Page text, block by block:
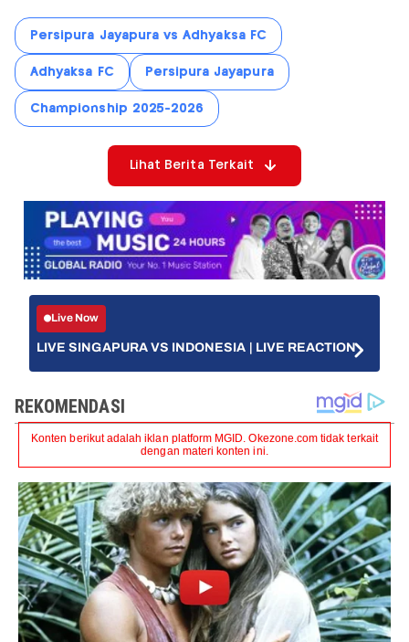
Persipura Jayapura vs Adhyaksa FC
Adhyaksa FC Persipura Jayapura
Championship 2025-2026
Lihat Berita Terkait
Live Now
LIVE SINGAPURA VS INDONESIA | LIVE REACTION